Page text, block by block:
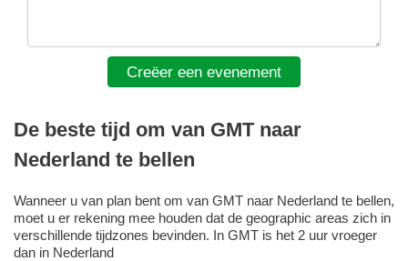
Creëer een evenement
De beste tijd om van GMT naar
Nederland te bellen
Wanneer u van plan bent om van GMT naar Nederland te bellen,
moet u er rekening mee houden dat de geographic areas zich in
verschillende tijdzones bevinden. In GMT is het 2 uur vroeger
dan in Nederland